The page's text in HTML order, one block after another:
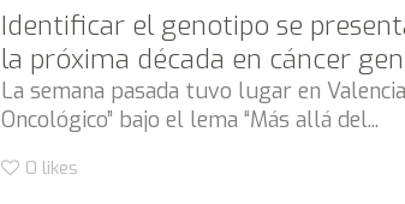
Identificar el genotipo se
la próxima década en cáncer
La semana pasada tuvo lugar en
Oncológico” bajo el lema “Más allá del...
0 likes